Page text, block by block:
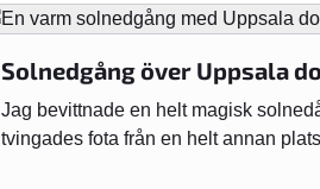
Solnedgång över Uppsala
Jag bevittnade en helt magisk
tvingades fota från en helt annan